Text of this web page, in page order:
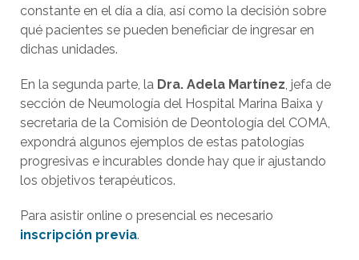
constante en el día a día, así como la decisión sobre
qué pacientes se pueden beneficiar de ingresar en
dichas unidades.
En la segunda parte, la Dra. Adela Martínez, jefa de
sección de Neumología del Hospital Marina Baixa y
secretaria de la Comisión de Deontología del COMA,
expondrá algunos ejemplos de estas patologías
progresivas e incurables donde hay que ir ajustando
los objetivos terapéuticos.
Para asistir online o presencial es necesario
inscripción previa.